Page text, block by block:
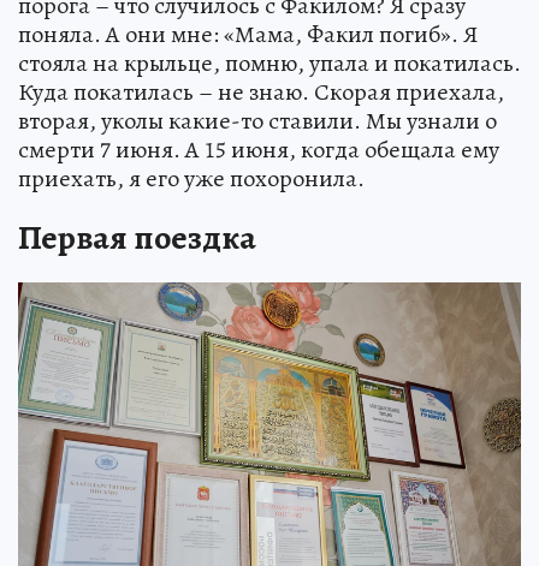
поняла. А они мне: «Мама, Факил погиб». Я
стояла на крыльце, помню, упала и покатилась.
Куда покатилась – не знаю. Скорая приехала,
вторая, уколы какие-то ставили. Мы узнали о
смерти 7 июня. А 15 июня, когда обещала ему
приехать, я его уже похоронила.
Первая поездка